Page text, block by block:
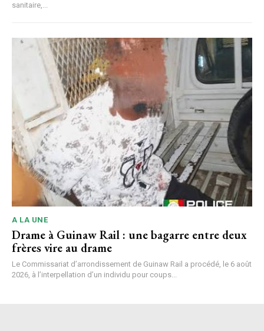
sanitaire,...
A LA UNE
Drame à Guinaw Rail : une bagarre entre deux
frères vire au drame
Le Commissariat d’arrondissement de Guinaw Rail a procédé, le 6 août
2026, à l’interpellation d’un individu pour coups...